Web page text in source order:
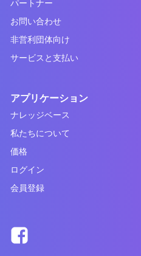
パートナー
お問い合わせ
非営利団体向け
サービスと支払い
アプリケーション
ナレッジベース
私たちについて
価格
ログイン
会員登録